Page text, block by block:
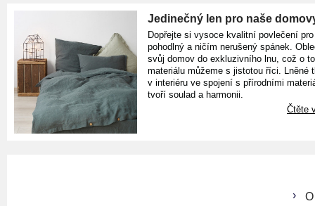
Jedinečný len pro naše
Dopřejte si vysoce kvalitní povlečení pro
pohodlný a ničím nerušený spánek.
svůj domov do exkluzivního lnu, což o
materiálu můžeme s jistotou říci. Lněné
v interiéru ve spojení s přírodními
tvoří soulad a harmonii.
Čtěte